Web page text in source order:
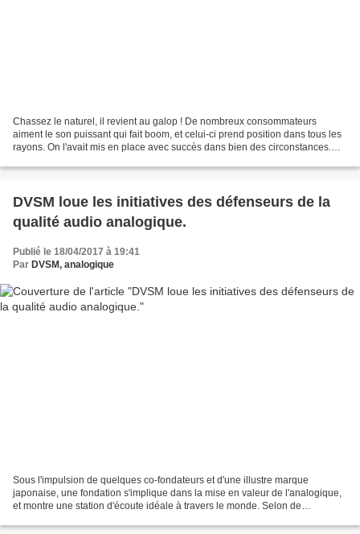
Chassez le naturel, il revient au galop ! De nombreux consommateurs
aiment le son puissant qui fait boom, et celui-ci prend position dans tous les
rayons. On l'avait mis en place avec succès dans bien des circonstances.
DVSM loue les initiatives des défenseurs de la
qualité audio analogique.
Publié le 18/04/2017 à 19:41
Par DVSM, analogique
Sous l'impulsion de quelques co-fondateurs et d'une illustre marque
japonaise, une fondation s'implique dans la mise en valeur de l'analogique,
et montre une station d'écoute idéale à travers le monde. Selon de